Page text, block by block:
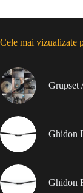
Cele mai vizualizate
Grupset
Ghidon
Ghidon